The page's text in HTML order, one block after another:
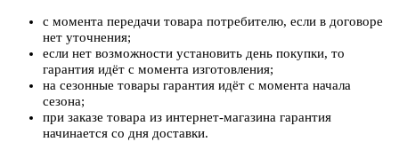
с момента передачи товара потребителю, если в договоре
нет уточнения;
если нет возможности установить день покупки, то
гарантия идёт с момента изготовления;
на сезонные товары гарантия идёт с момента начала
сезона;
при заказе товара из интернет-магазина гарантия
начинается со дня доставки.